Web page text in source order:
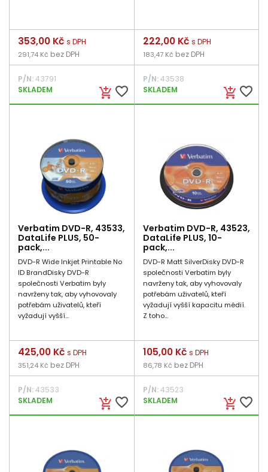
add_shopping_cart favorite_border
Cena
353,00 Kč s DPH
291,74 Kč bez DPH
P/N:43791
SKLADEM
add_shopping_cart favorite_border
Cena
222,00 Kč s DPH
183,47 Kč bez DPH
P/N:43538
SKLADEM
Verbatim DVD-R, 43533,
DataLife PLUS, 50-
pack,...
DVD-R Wide Inkjet Printable No
ID BrandDisky DVD-R
společnosti Verbatim byly
navrženy tak, aby vyhovovaly
potřebám uživatelů, kteří
vyžadují vyšší...
add_shopping_cart favorite_border
Cena
425,00 Kč s DPH
351,24 Kč bez DPH
P/N:43533
SKLADEM
Verbatim DVD-R, 43523,
DataLife PLUS, 10-
pack,...
DVD-R Matt SilverDisky DVD-R
společnosti Verbatim byly
navrženy tak, aby vyhovovaly
potřebám uživatelů, kteří
vyžadují vyšší kapacitu médií.
Z toho...
add_shopping_cart favorite_border
Cena
105,00 Kč s DPH
86,78 Kč bez DPH
P/N:43523
SKLADEM